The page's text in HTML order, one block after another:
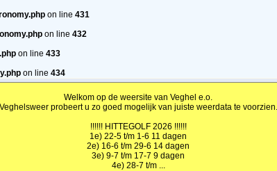
on line 431
on line 432
on line 433
on line 434
Welkom op de weersite van Veghel e.o.
Veghelsweer probeert u zo goed mogelijk van juiste weerdata te voorzien.
!!!!!! HITTEGOLF 2026 !!!!!!
1e) 22-5 t/m 1-6 11 dagen
2e) 16-6 t/m 29-6 14 dagen
3e) 9-7 t/m 17-7 9 dagen
4e) 28-7 t/m ...